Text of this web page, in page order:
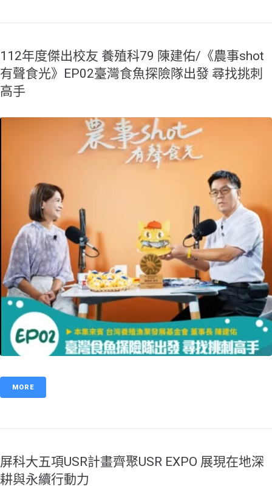
112年度傑出校友 養殖科79 陳建佑/《農事shot
有聲食光》EP02臺灣食魚探險隊出發 尋找挑刺
高手
MORE
屏科大五項USR計畫齊聚USR EXPO 展現在地深
耕與永續行動力